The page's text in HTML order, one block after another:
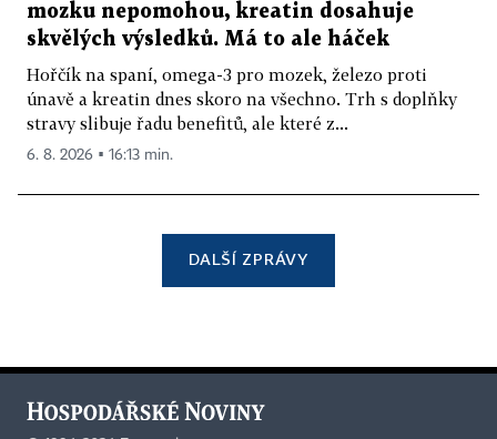
mozku nepomohou, kreatin dosahuje
skvělých výsledků. Má to ale háček
Hořčík na spaní, omega-3 pro mozek, železo proti
únavě a kreatin dnes skoro na všechno. Trh s doplňky
stravy slibuje řadu benefitů, ale které z...
6. 8. 2026 ▪ 16:13 min.
DALŠÍ ZPRÁVY